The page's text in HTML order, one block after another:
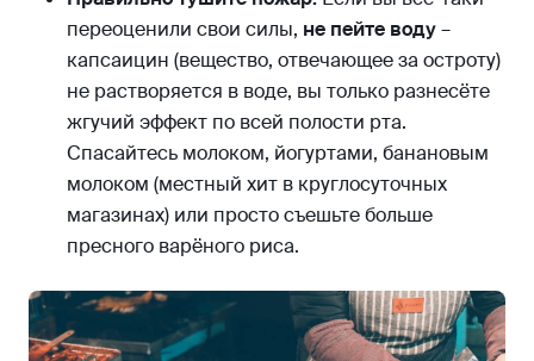
переоценили свои силы, не пейте воду–
капсаицин (вещество, отвечающее за остроту)
не растворяется в воде, вы только разнесёте
жгучий эффект по всей полости рта.
Спасайтесь молоком, йогуртами, банановым
молоком (местный хит в круглосуточных
магазинах) или просто съешьте больше
пресного варёного риса.